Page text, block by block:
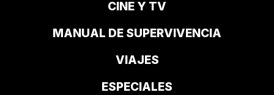
CINE Y TV
MANUAL DE SUPERVIVENCIA
VIAJES
ESPECIALES